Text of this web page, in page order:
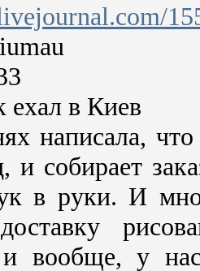
ехал в Киев
написала,
и собирает
в руки. И
и вообще, у